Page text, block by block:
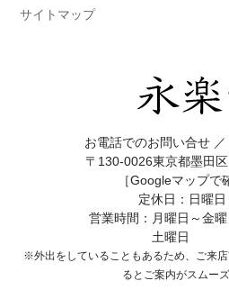
サイトマップ
お電話でのお問い合せ ／
〒130-0026東京都墨田
［Googleマップで
定休日：日曜日
営業時間：月曜日～金
土曜日
※外出をしていることもあるため、ご来
ると ご案内がスムー